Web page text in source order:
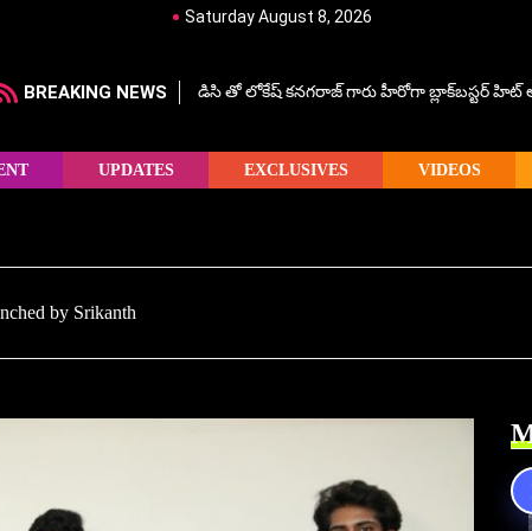
Saturday August 8, 2026
BREAKING NEWS డిసి తో లోకేష్ కనగరాజ్ గారు హీరోగా బ్లాక్‌బస్టర్ హిట్
UPDATES EXCLUSIVES VIDEOS
by Srikanth